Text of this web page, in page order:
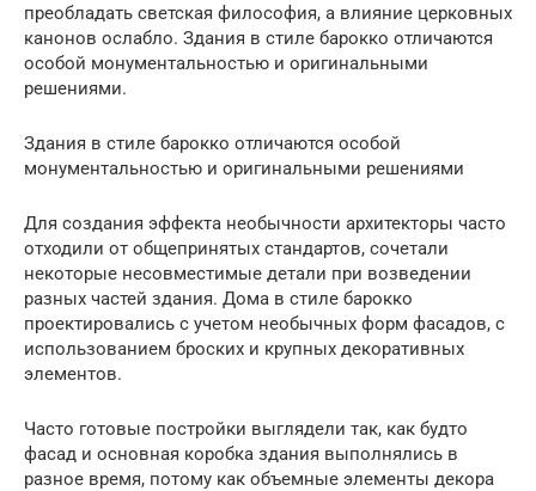
преобладать светская философия, а влияние церковных
канонов ослабло. Здания в стиле барокко отличаются
особой монументальностью и оригинальными
решениями.
Здания в стиле барокко отличаются особой
монументальностью и оригинальными решениями
Для создания эффекта необычности архитекторы часто
отходили от общепринятых стандартов, сочетали
некоторые несовместимые детали при возведении
разных частей здания. Дома в стиле барокко
проектировались с учетом необычных форм фасадов, с
использованием броских и крупных декоративных
элементов.
Часто готовые постройки выглядели так, как будто
фасад и основная коробка здания выполнялись в
разное время, потому как объемные элементы декора